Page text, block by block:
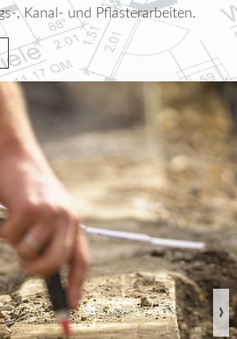
, Kanal- und Pflasterarbeiten.